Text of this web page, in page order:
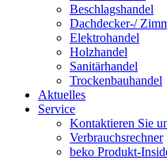
Beschlagshandel
Dachdecker-/
Elektrohandel
Holzhandel
Sanitärhandel
Trockenbauhandel
Aktuelles
Service
Kontaktieren Sie
Verbrauchsrechner
beko Produkt-